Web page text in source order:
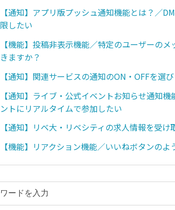
【通知】アプリ版プッシュ通知機能とは？／
限したい
【機能】投稿非表示機能／特定のユーザーの
きますか？
【通知】関連サービスの通知のON・OFFを選
【通知】ライブ・公式イベントお知らせ通知
ントにリアルタイムで参加したい
【通知】リベ大・リベシティの求人情報を受け
【機能】リアクション機能／いいねボタンの